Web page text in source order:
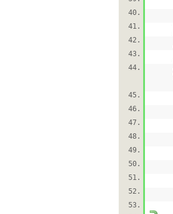
40.
41.
42.
43.
44.
45.
46.
47.
48.
49.
50.
51.
52.
53.